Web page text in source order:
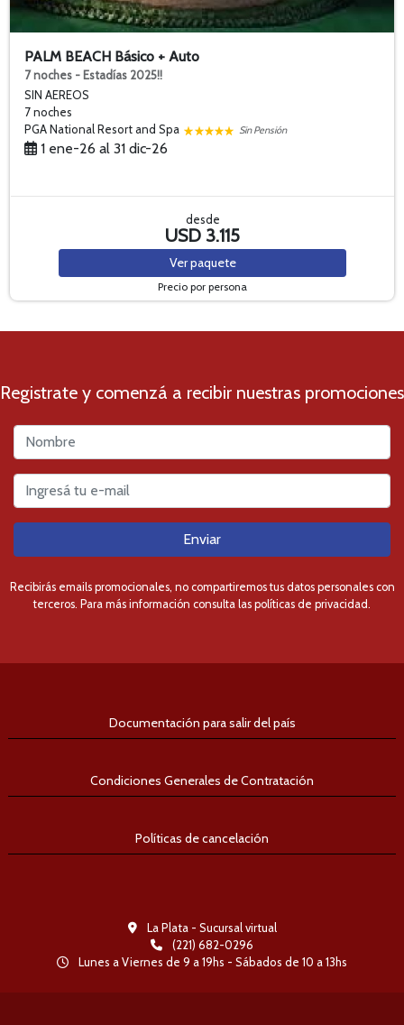
PALM BEACH Básico + Auto
7 noches - Estadías 2025!!
SIN AEREOS
7 noches
PGA National Resort and Spa
Sin Pensión
1 ene-26 al 31 dic-26
desde
USD 3.115
Verpaquete
Precio por persona
Registrate y comenzá a recibir nuestras promociones
Enviar
Recibirás emails promocionales, no compartiremos tus datos personales con
terceros. Para más información consulta las políticas de privacidad.
Documentación para salir del país
Condiciones Generales de Contratación
Políticas de cancelación
La Plata - Sucursal virtual
(221) 682-0296
Lunes a Viernes de 9 a 19hs - Sábados de 10 a 13hs